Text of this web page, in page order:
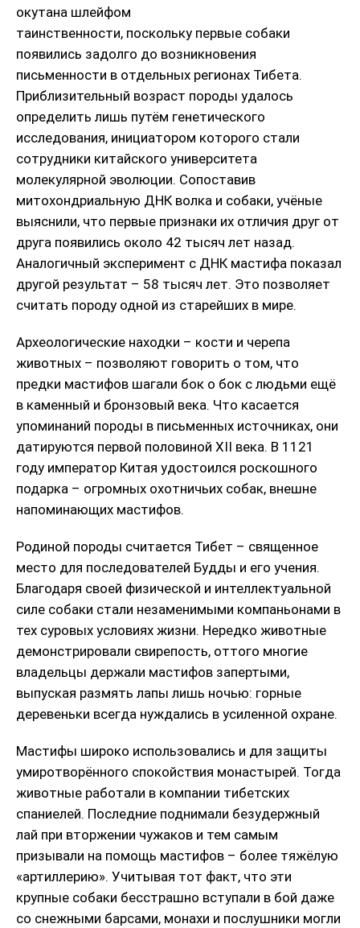
окутана шлейфом
таинственности, поскольку первые собаки
появились задолго до возникновения
письменности в отдельных регионах Тибета.
Приблизительный возраст породы удалось
определить лишь путём генетического
исследования, инициатором которого стали
сотрудники китайского университета
молекулярной эволюции. Сопоставив
митохондриальную ДНК волка и собаки, учёные
выяснили, что первые признаки их отличия друг от
друга появились около 42 тысяч лет назад.
Аналогичный эксперимент с ДНК мастифа показал
другой результат – 58 тысяч лет. Это позволяет
считать породу одной из старейших в мире.
Археологические находки – кости и черепа
животных – позволяют говорить о том, что
предки мастифов шагали бок о бок с людьми ещё
в каменный и бронзовый века. Что касается
упоминаний породы в письменных источниках, они
датируются первой половиной XII века. В 1121
году император Китая удостоился роскошного
подарка – огромных охотничьих собак, внешне
напоминающих мастифов.
Родиной породы считается Тибет – священное
место для последователей Будды и его учения.
Благодаря своей физической и интеллектуальной
силе собаки стали незаменимыми компаньонами в
тех суровых условиях жизни. Нередко животные
демонстрировали свирепость, оттого многие
владельцы держали мастифов запертыми,
выпуская размять лапы лишь ночью: горные
деревеньки всегда нуждались в усиленной охране.
Мастифы широко использовались и для защиты
умиротворённого спокойствия монастырей. Тогда
животные работали в компании тибетских
спаниелей. Последние поднимали безудержный
лай при вторжении чужаков и тем самым
призывали на помощь мастифов – более тяжёлую
«артиллерию». Учитывая тот факт, что эти
крупные собаки бесстрашно вступали в бой даже
со снежными барсами, монахи и послушники могли